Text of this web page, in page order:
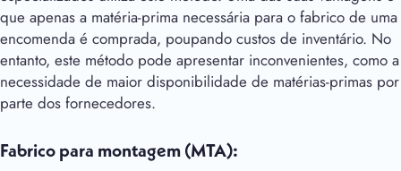
que apenas a matéria-prima necessária para o fabrico de uma
encomenda é comprada, poupando custos de inventário. No
entanto, este método pode apresentar inconvenientes, como a
necessidade de maior disponibilidade de matérias-primas por
parte dos fornecedores.
Fabrico para montagem (MTA):